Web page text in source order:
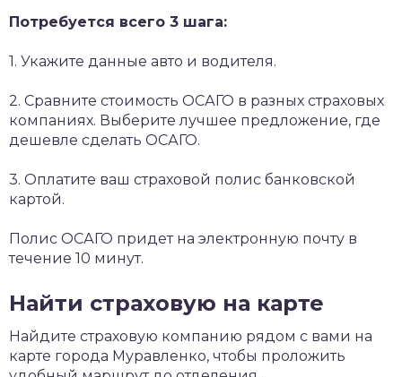
Потребуется всего 3 шага:
1. Укажите данные авто и водителя.
2. Сравните стоимость ОСАГО в разных страховых
компаниях. Выберите лучшее предложение, где
дешевле сделать ОСАГО.
3. Оплатите ваш страховой полис банковской
картой.
Полис ОСАГО придет на электронную почту в
течение 10 минут.
Найти страховую на карте
Найдите страховую компанию рядом с вами на
карте города Муравленко, чтобы проложить